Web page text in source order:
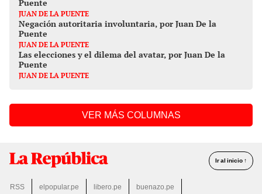
Puente
JUAN DE LA PUENTE
Negación autoritaria involuntaria, por Juan De la
Puente
JUAN DE LA PUENTE
Las elecciones y el dilema del avatar, por Juan De la
Puente
JUAN DE LA PUENTE
VER MÁS COLUMNAS
Ir al inicio ↑
RSS elpopular.pe libero.pe buenazo.pe